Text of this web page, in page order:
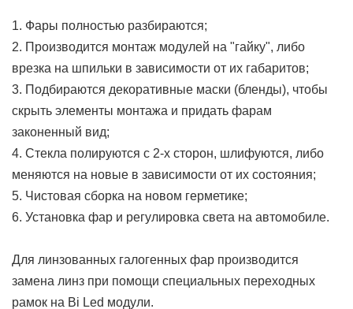
1. Фары полностью разбираются;
2. Производится монтаж модулей на "гайку", либо
врезка на шпильки в зависимости от их габаритов;
3. Подбираются декоративные маски (бленды), чтобы
скрыть элементы монтажа и придать фарам
законенный вид;
4. Стекла полируются с 2-х сторон, шлифуются, либо
меняются на новые в зависимости от их состояния;
5. Чистовая сборка на новом герметике;
6. Установка фар и регулировка света на автомобиле.
Для линзованных галогенных фар производится
замена линз при помощи специальных переходных
рамок на Bi Led модули.